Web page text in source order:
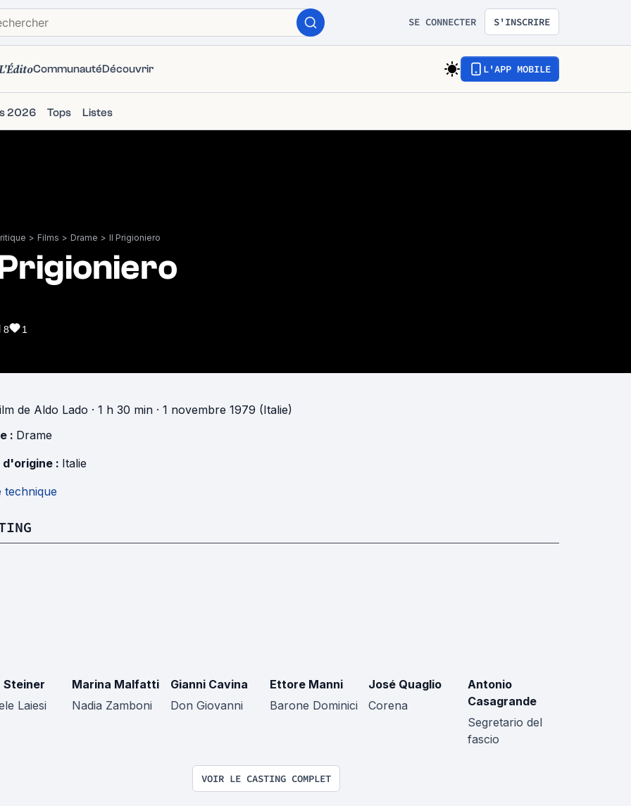
SE CONNECTER S'INSCRIRE
CommunautéDécouvrir L'APP MOBILE
2026 Tops Listes
> Films > Drame > Il Prigioniero
8 1
de Aldo Lado · 1 h 30 min · 1 novembre 1979 (Italie)
: Drame
d'origine : Italie
technique
Steiner
Laiesi
Marina Malfatti
Nadia Zamboni
Gianni Cavina
Don Giovanni
Ettore Manni
Barone Dominici
José Quaglio
Corena
Antonio
Casagrande
Segretario del
fascio
VOIR LE CASTING COMPLET